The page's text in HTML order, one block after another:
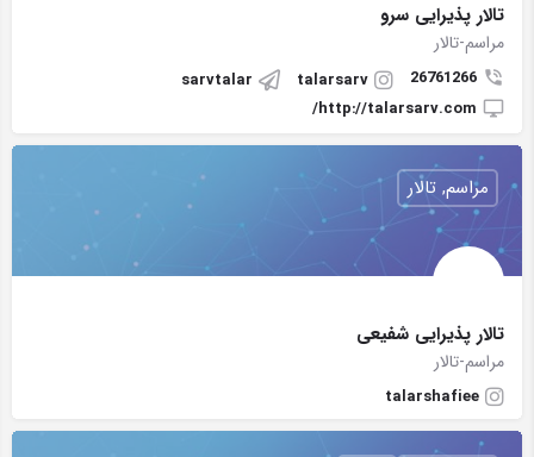
تالار پذیرایی سرو
مراسم-تالار
26761266
talarsarv
sarvtalar
http://talarsarv.com/
تالار پذیرایی شفیعی
مراسم-تالار
talarshafiee
مراسم, تالار